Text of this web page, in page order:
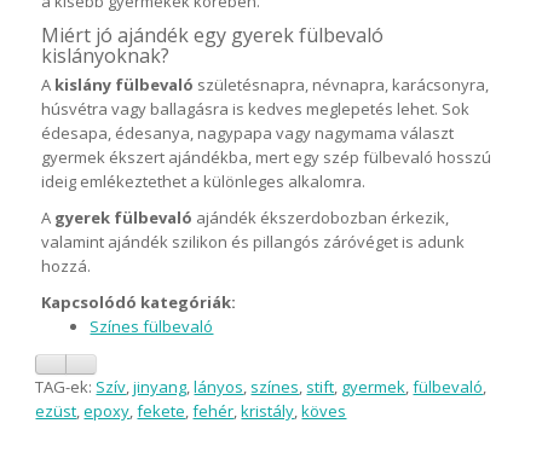
Miért jó ajándék egy gyerek fülbevaló
kislányoknak?
A kislány fülbevaló születésnapra, névnapra, karácsonyra,
húsvétra vagy ballagásra is kedves meglepetés lehet. Sok
édesapa, édesanya, nagypapa vagy nagymama választ
gyermek ékszert ajándékba, mert egy szép fülbevaló hosszú
ideig emlékeztethet a különleges alkalomra.
A gyerek fülbevaló ajándék ékszerdobozban érkezik,
valamint ajándék szilikon és pillangós záróvéget is adunk
hozzá.
Kapcsolódó kategóriák:
Színes fülbevaló
TAG-ek: Szív,jinyang,lányos, színes, stift, gyermek,fülbevaló,
ezüst,epoxy,fekete,fehér,kristály,köves